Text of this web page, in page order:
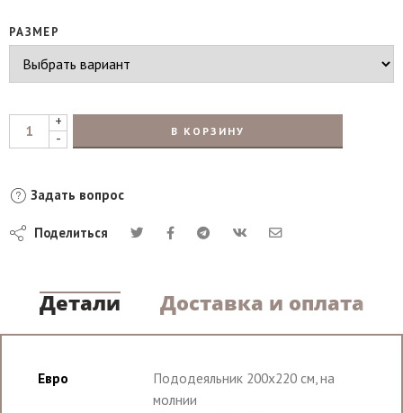
РАЗМЕР
+
-
В КОРЗИНУ
Задать вопрос
Поделиться
Детали Доставка и оплата
Евро
Пододеяльник 200х220 см, на
молнии